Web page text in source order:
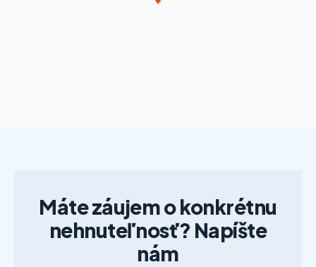
Máte záujem o konkrétnu
nehnuteľnosť? Napíšte
nám